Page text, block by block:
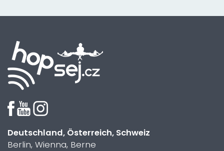
Deutschland, Österreich, Schweiz
Berlin, Wienna, Berne